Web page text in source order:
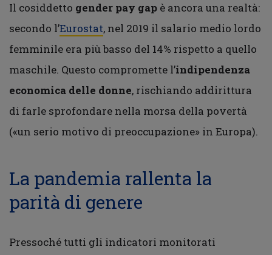
Il cosiddetto gender pay gap è ancora una realtà:
secondo l’Eurostat, nel 2019 il salario medio lordo
femminile era più basso del 14% rispetto a quello
maschile. Questo compromette l’indipendenza
economica delle donne, rischiando addirittura
di farle sprofondare nella morsa della povertà
(«un serio motivo di preoccupazione» in Europa).
La pandemia rallenta la
parità di genere
Pressoché tutti gli indicatori monitorati